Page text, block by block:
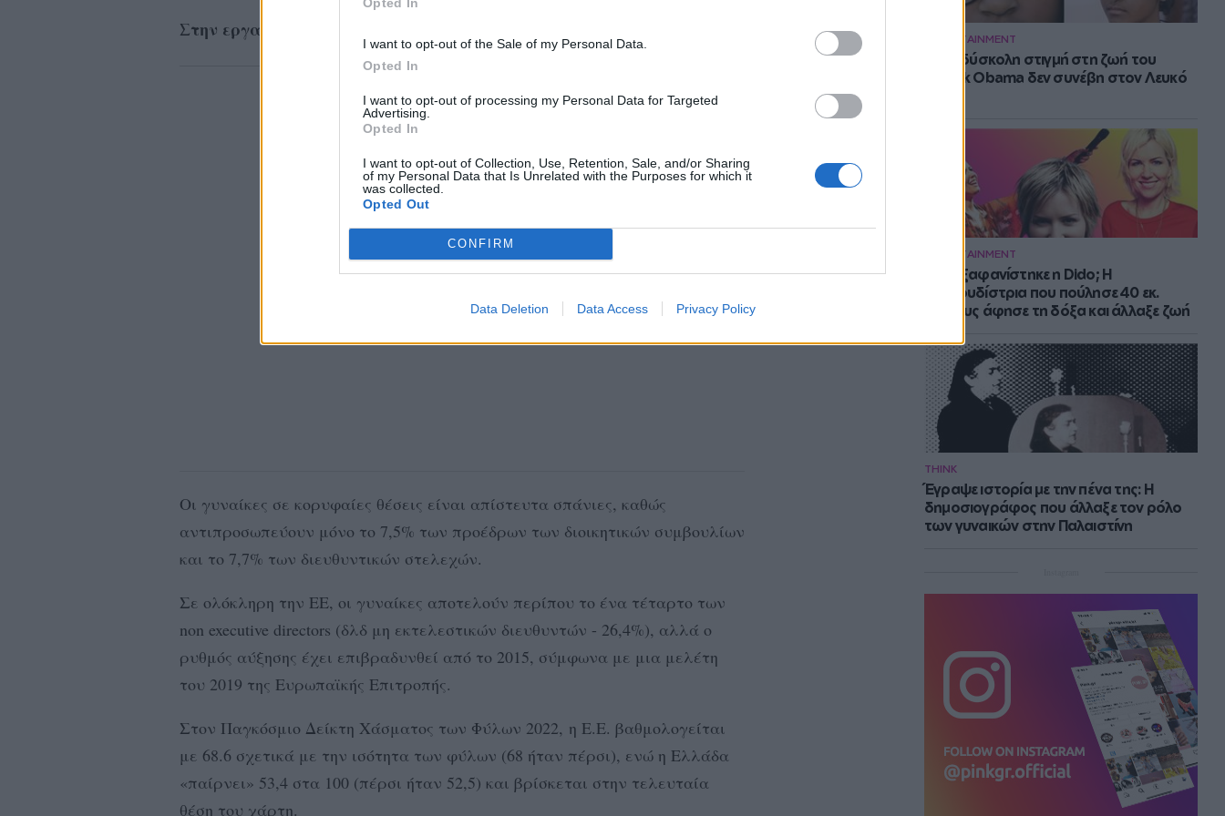
I want to opt-out of the Sale of my Personal Data.
Opted In
I want to opt-out of processing my Personal Data for Targeted
Advertising.
Opted In
I want to opt-out of Collection, Use, Retention, Sale, and/or Sharing
of my Personal Data that Is Unrelated with the Purposes for which it
was collected.
Opted Out
CONFIRM
Data Deletion Data Access Privacy Policy
ENTERTAINMENT
Η πιο δύσκολη στιγμή στη ζωή του
Barack Obama δεν συνέβη στον Λευκό
ENTERTAINMENT
Πού εξαφανίστηκε η Dido; Η
τραγουδίστρια που πούλησε 40 εκ.
δίσκους άφησε τη δόξα και άλλαξε ζωή
THINK
Έγραψε ιστορία με την πένα της: Η
δημοσιογράφος που άλλαξε τον ρόλο
των γυναικών στην Παλαιστίνη
Στην εργασία
Οι γυναίκες σε κορυφαίες θέσεις είναι απίστευτα σπάνιες, καθώς
αντιπροσωπεύουν μόνο το 7,5% των προέδρων των διοικητικών συμβουλίων
και το 7,7% των διευθυντικών στελεχών.
Σε ολόκληρη την ΕΕ, οι γυναίκες αποτελούν περίπου το ένα τέταρτο των
non executive directors (δλδ μη εκτελεστικών διευθυντών - 26,4%), αλλά ο
ρυθμός αύξησης έχει επιβραδυνθεί από το 2015, σύμφωνα με μια μελέτη
του 2019 της Ευρωπαϊκής Επιτροπής.
Στον Παγκόσμιο Δείκτη Χάσματος των Φύλων 2022, η Ε.Ε. βαθμολογείται
με 68.6 σχετικά με την ισότητα των φύλων (68 ήταν πέρσι), ενώ η Ελλάδα
«παίρνει» 53,4 στα 100 (πέρσι ήταν 52,5) και βρίσκεται στην τελευταία
θέση του χάρτη.